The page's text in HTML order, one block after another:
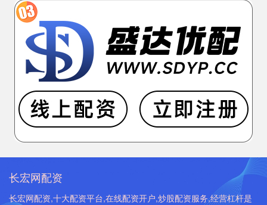
长宏网配资
长宏网配资,十大配资平台,在线配资开户,炒股配资服务,经营杠杆是